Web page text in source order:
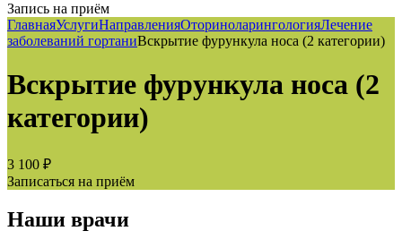
Запись на приём
ГлавнаяУслугиНаправленияОториноларингологияЛечение
заболеваний гортаниВскрытие фурункула носа (2 категории)
Вскрытие фурункула носа (2
категории)
3 100 ₽
Записаться на приём
Наши врачи